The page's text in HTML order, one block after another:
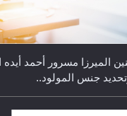
الميرزا مسرور أحمد أيده
جنس المولود..